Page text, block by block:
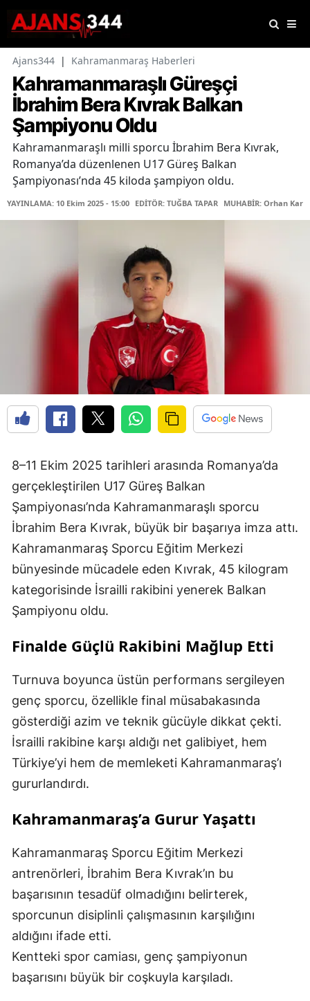
Ajans344 | Kahramanmaraş Haberleri
Kahramanmaraşlı Güreşçi
İbrahim Bera Kıvrak Balkan
Şampiyonu Oldu
Kahramanmaraşlı milli sporcu İbrahim Bera Kıvrak,
Romanya’da düzenlenen U17 Güreş Balkan
Şampiyonası’nda 45 kiloda şampiyon oldu.
YAYINLAMA: 10 Ekim 2025 - 15:00 EDİTÖR: TUĞBA TAPAR MUHABİR: Orhan
8–11 Ekim 2025 tarihleri arasında Romanya’da
gerçekleştirilen U17 Güreş Balkan
Şampiyonası’nda Kahramanmaraşlı sporcu
İbrahim Bera Kıvrak, büyük bir başarıya imza attı.
Kahramanmaraş Sporcu Eğitim Merkezi
bünyesinde mücadele eden Kıvrak, 45 kilogram
kategorisinde İsrailli rakibini yenerek Balkan
Şampiyonu oldu.
Finalde Güçlü Rakibini Mağlup Etti
Turnuva boyunca üstün performans sergileyen
genç sporcu, özellikle final müsabakasında
gösterdiği azim ve teknik gücüyle dikkat çekti.
İsrailli rakibine karşı aldığı net galibiyet, hem
Türkiye’yi hem de memleketi Kahramanmaraş’ı
gururlandırdı.
Kahramanmaraş’a Gurur Yaşattı
Kahramanmaraş Sporcu Eğitim Merkezi
antrenörleri, İbrahim Bera Kıvrak’ın bu
başarısının tesadüf olmadığını belirterek,
sporcunun disiplinli çalışmasının karşılığını
aldığını ifade etti.
Kentteki spor camiası, genç şampiyonun
başarısını büyük bir coşkuyla karşıladı.